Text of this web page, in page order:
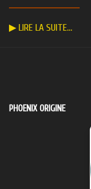
▶ LIRE LA SUITE…
PHOENIX ORIGINE